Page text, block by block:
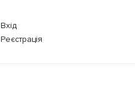
Вхід
Реєстрація
Бронювати